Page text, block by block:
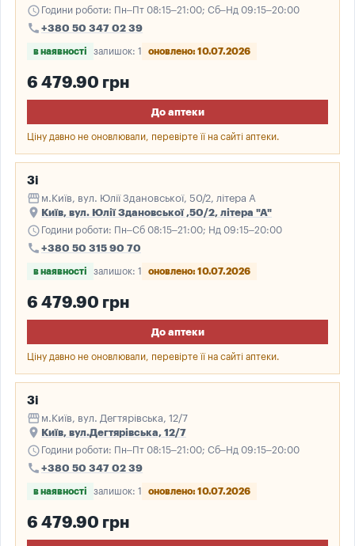
schedule Години роботи: Пн–Пт 08:15–21:00; Сб–Нд 09:15–20:00
call +380 50 347 02 39
в наявності залишок: 1 оновлено: 10.07.2026
6 479.90 грн
До аптеки
Ціну давно не оновлювали, перевірте її на сайті аптеки.
3і
storefront м.Київ, вул. Юлії Здановської, 50/2, літера А
place Київ, вул. Юлії Здановської ,50/2, літера "А"
schedule Години роботи: Пн–Сб 08:15–21:00; Нд 09:15–20:00
call +380 50 315 90 70
в наявності залишок: 1 оновлено: 10.07.2026
6 479.90 грн
До аптеки
Ціну давно не оновлювали, перевірте її на сайті аптеки.
3і
storefront м.Київ, вул. Дегтярівська, 12/7
place Київ, вул.Дегтярівська, 12/7
schedule Години роботи: Пн–Пт 08:15–21:00; Сб–Нд 09:15–20:00
call +380 50 347 02 39
в наявності залишок: 1 оновлено: 10.07.2026
6 479.90 грн